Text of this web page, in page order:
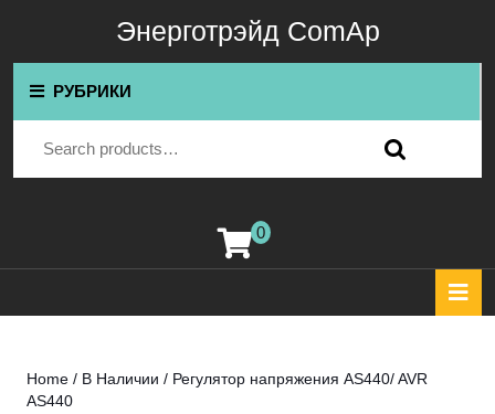
содержимому
Энерготрэйд ComAp
РУБРИКИ
корзина
0
Home / В Наличии / Регулятор напряжения AS440/ AVR
AS440